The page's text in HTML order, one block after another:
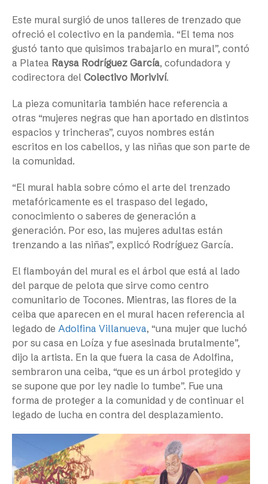
Este mural surgió de unos talleres de trenzado que
ofreció el colectivo en la pandemia. “El tema nos
gustó tanto que quisimos trabajarlo en mural”, contó
a Platea Raysa Rodríguez García, cofundadora y
codirectora del Colectivo Moriviví.
La pieza comunitaria también hace referencia a
otras “mujeres negras que han aportado en distintos
espacios y trincheras”, cuyos nombres están
escritos en los cabellos, y las niñas que son parte de
la comunidad.
“El mural habla sobre cómo el arte del trenzado
metafóricamente es el traspaso del legado,
conocimiento o saberes de generación a
generación. Por eso, las mujeres adultas están
trenzando a las niñas”, explicó Rodríguez García.
El flamboyán del mural es el árbol que está al lado
del parque de pelota que sirve como centro
comunitario de Tocones. Mientras, las flores de la
ceiba que aparecen en el mural hacen referencia al
legado de Adolfina Villanueva, “una mujer que luchó
por su casa en Loíza y fue asesinada brutalmente”,
dijo la artista. En la que fuera la casa de Adolfina,
sembraron una ceiba, “que es un árbol protegido y
se supone que por ley nadie lo tumbe”. Fue una
forma de proteger a la comunidad y de continuar el
legado de lucha en contra del desplazamiento.